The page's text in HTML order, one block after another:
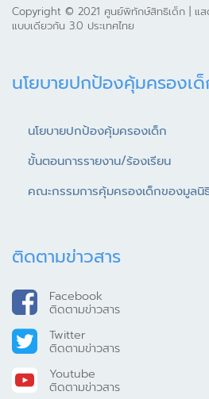
Copyright © 2021 ศูนย์พิทักษ์สิทธิเด็ก | แส
แบบเดียวกัน 3.0 ประเทศไทย
นโยบายปกป้องคุ้มครองเ
นโยบายปกป้องคุ้มครองเด็ก
ขั้นตอนการรายงาน/ร้องเรียน
คณะกรรมการคุ้มครองเด็กของมูลนิ
ติดตามข่าวสาร
Facebook
ติดตามข่าวสาร
Twitter
ติดตามข่าวสาร
Youtube
ติดตามข่าวสาร